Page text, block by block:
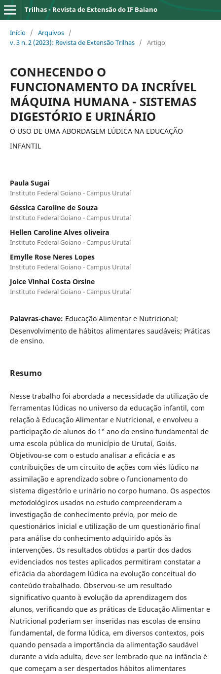
Trilhas - Revista de Extensão do IF Baiano
Início / Arquivos /
v. 3 n. 2 (2023): Revista de Extensão Trilhas / Artigo
CONHECENDO O
FUNCIONAMENTO DA INCRÍVEL
MÁQUINA HUMANA - SISTEMAS
DIGESTÓRIO E URINÁRIO
O USO DE UMA ABORDAGEM LÚDICA NA EDUCAÇÃO
INFANTIL
Paula Sugai
Instituto Federal Goiano - Campus Urutaí
Géssica Caroline de Souza
Instituto Federal Goiano - Campus Urutaí
Hellen Caroline Alves oliveira
Instituto Federal Goiano - Campus Urutaí
Emylle Rose Neres Lopes
Instituto Federal Goiano - Campus Urutaí
Joice Vinhal Costa Orsine
Instituto Federal Goiano - Campus Urutaí
Palavras-chave: Educação Alimentar e Nutricional;
Desenvolvimento de hábitos alimentares saudáveis; Práticas
de ensino.
Resumo
Nesse trabalho foi abordada a necessidade da utilização de
ferramentas lúdicas no universo da educação infantil, com
relação à Educação Alimentar e Nutricional, e envolveu a
participação de alunos do 1° ano do ensino fundamental de
uma escola pública do município de Urutaí, Goiás.
Objetivou-se com o estudo analisar a eficácia e as
contribuições de um circuito de ações com viés lúdico na
assimilação e aprendizado sobre o funcionamento do
sistema digestório e urinário no corpo humano. Os aspectos
metodológicos usados no estudo compreenderam a
investigação de conhecimento prévio, por meio de
questionários inicial e utilização de um questionário final
para análise do conhecimento adquirido após às
intervenções. Os resultados obtidos a partir dos dados
evidenciados nos testes aplicados permitiram constatar a
eficácia da abordagem lúdica na evolução conceitual do
conteúdo trabalhado. Observou-se um resultado
significativo quanto à evolução da aprendizagem dos
alunos, verificando que as práticas de Educação Alimentar e
Nutricional poderiam ser inseridas nas escolas de ensino
fundamental, de forma lúdica, em diversos contextos, pois
quando pensada a importância da alimentação saudável
durante a vida adulta, deve ser lembrado que na infância é
que começam a ser despertados hábitos alimentares